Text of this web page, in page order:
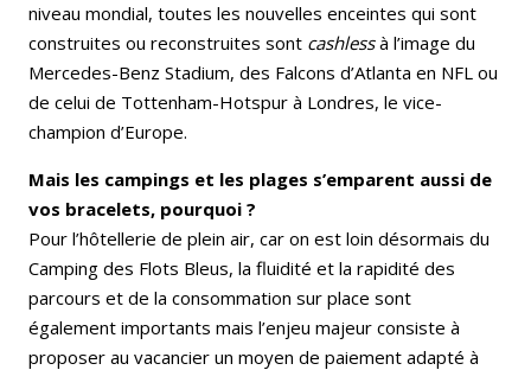
niveau mondial, toutes les nouvelles enceintes qui sont
construites ou reconstruites sont cashlessà l’image du
Mercedes-Benz Stadium, des Falcons d’Atlanta en NFL ou
de celui de Tottenham-Hotspur à Londres, le vice-
champion d’Europe.
Mais les campings et les plages s’emparent aussi de
vos bracelets, pourquoi ?
Pour l’hôtellerie de plein air, car on est loin désormais du
Camping des Flots Bleus, la fluidité et la rapidité des
parcours et de la consommation sur place sont
également importants mais l’enjeu majeur consiste à
proposer au vacancier un moyen de paiement adapté à